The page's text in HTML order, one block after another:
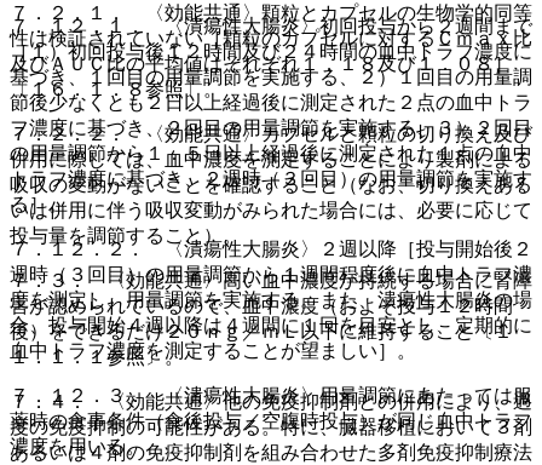
７．１２．１． 〈潰瘍性大腸炎〉初回投与から２週間まで
［１）初回投与後１２時間及び２４時間の血中トラフ濃度に
基づき、１回目の用量調節を実施する、２）１回目の用量調
節後少なくとも２日以上経過後に測定された２点の血中トラ
フ濃度に基づき、２回目の用量調節を実施する、３）２回目
の用量調節から１．５日以上経過後に測定された１点の血中
トラフ濃度に基づき、２週時（３回目）の用量調節を実施す
る］。
７．１２．２． 〈潰瘍性大腸炎〉２週以降［投与開始後２
週時（３回目）の用量調節から１週間程度後に血中トラフ濃
度を測定し、用量調節を実施する。また、潰瘍性大腸炎の場
合、投与開始４週以降は４週間に１回を目安とし、定期的に
血中トラフ濃度を測定することが望ましい］。
７．１２．３． 〈潰瘍性大腸炎〉用量調節にあたっては服
薬時の食事条件（食後投与／空腹時投与）が同じ血中トラフ
濃度を用いる。
７．２．１． 〈効能共通〉顆粒とカプセルの生物学的同等
性は検証されていない［顆粒のカプセルに対するＣｍａｘ比
及びＡＵＣ比の平均値はそれぞれ１．１８及び１．０８］
〔１６．１．８参照〕。
７．２．２． 〈効能共通〉カプセルと顆粒の切り換え及び
併用に際しては、血中濃度を測定することにより製剤による
吸収の変動がないことを確認すること（なお、切り換えある
いは併用に伴う吸収変動がみられた場合には、必要に応じて
投与量を調節すること）。
７．３． 〈効能共通〉高い血中濃度が持続する場合に腎障
害が認められているので、血中濃度（およそ投与１２時間
後）をできるだけ２０ｎｇ／ｍＬ以下に維持すること〔１
１．１．１参照〕。
７．４． 〈効能共通〉他の免疫抑制剤との併用により、過
度の免疫抑制の可能性がある。特に、臓器移植において３剤
あるいは４剤の免疫抑制剤を組み合わせた多剤免疫抑制療法